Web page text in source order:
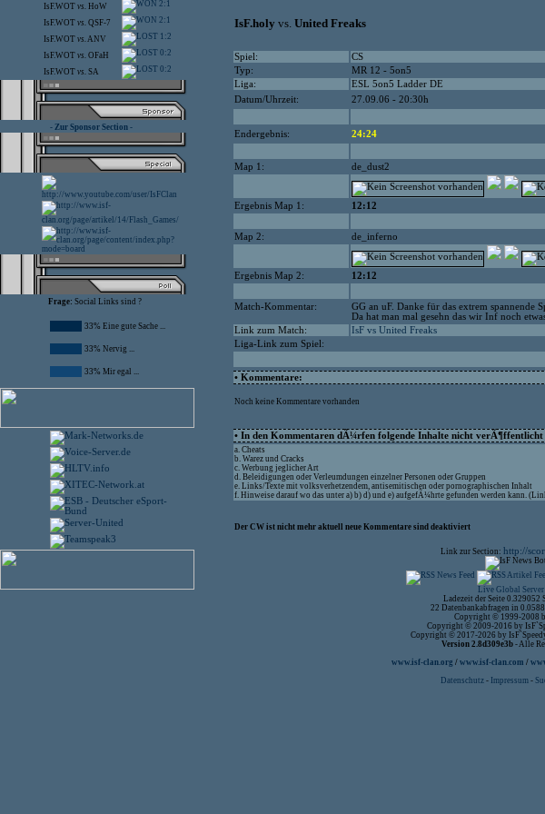
IsF.WOT vs. HoW 2:1
IsF.WOT vs. QSF-7 2:1
IsF.WOT vs.ANV 1:2
IsF.WOT vs. OFaH 0:2
IsF.WOT vs. SA 0:2
- Zur Sponsor Section -
Frage: Social Links sind ?
33% Eine gute Sache ...
33% Nervig ...
33% Mir egal ...
IsF.holy vs. United Freaks
Spiel:
CS
Typ:
MR 12 - 5on5
Liga:
ESL 5on5 Ladder DE
Datum/Uhrzeit:
27.09.06 - 20:30h
Endergebnis: 24:24
Map 1: de_dust2
Ergebnis Map 1: 12:12
Map 2: de_inferno
Ergebnis Map 2: 12:12
Match-Kommentar:
GG an uF. Danke für das extrem spannende
Da hat man mal gesehn das wir Inf noch
Link zum Match:
IsF vs United Freaks
Liga-Link zum Spiel:
• Kommentare:
Noch keine Kommentare vorhanden
• In den Kommentaren dÃ¼rfen folgende Inhalte nicht verÃ¶ffentlicht
a. Cheats
b. Warez und Cracks
c. Werbung jeglicher Art
d. Beleidigungen oder Verleumdungen einzelner Personen oder Gruppen
e. Links/Texte mit volksverhetzendem, antisemitischen oder pornographischen Inhalt
f. Hinweise darauf wo das unter a) b) d) und e) aufgefÃ¼hrte gefunden werden kann.
Der CW ist nicht mehr aktuell neue Kommentare sind deaktiviert
Link zur Section: http://
Live Global Server
Ladezeit der Seite 0.329052
22 Datenbankabfragen in
Copyright © 1999-2008
Copyright © 2009-2016 by
Copyright © 2017-2026 by
Version 2.8d309e3b - Alle
www.isf-clan.org / www.isf-clan.com /
Datenschutz - Impressum-